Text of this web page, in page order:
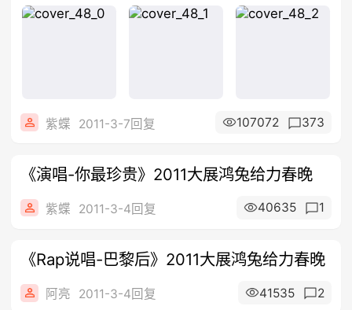
紫蝶 2011-3-7回复 107072 373
《演唱-你最珍贵》2011大展鸿兔给力春晚
紫蝶 2011-3-4回复 40635 1
《Rap说唱-巴黎后》2011大展鸿兔给力春晚
阿亮 2011-3-4回复 41535 2